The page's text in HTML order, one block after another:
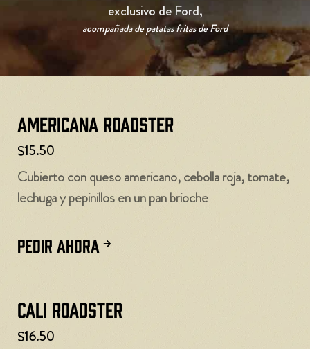
exclusivo de Ford,
acompañada de patatas fritas de Ford
Americana Roadster
$15.50
Cubierto con queso americano, cebolla roja, tomate,
lechuga y pepinillos en un pan brioche
PEDIR AHORA
Cali Roadster
$16.50